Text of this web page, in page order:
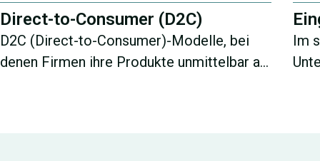
profitieren sie davon, dass sie keine
Umsatzsteuervoranmeldung dem
Finanzamt abgeben müssen.
Direct-to-Consumer (D2C)
D2C (Direct-to-Consumer)-Modelle, bei
denen Firmen ihre Produkte unmittelbar an
Im